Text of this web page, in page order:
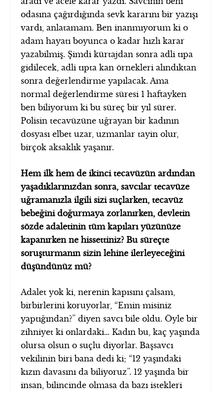
odasına çağırdığında sevk kararını bir yazışı
vardı, anlatamam. Ben inanmıyorum ki o
adam hayatı boyunca o kadar hızlı karar
yazabilmiş. Şimdi kürtajdan sonra adli tıpa
gidilecek, adli tıpta kan örnekleri alındıktan
sonra değerlendirme yapılacak. Ama
normal değerlendirme süresi 1 haftayken
ben biliyorum ki bu süreç bir yıl sürer.
Polisin tecavüzüne uğrayan bir kadının
dosyası elbet uzar, uzmanlar tayin olur,
birçok aksaklık yaşanır.
Hem ilk hem de ikinci tecavüzün ardından
yaşadıklarınızdan sonra, savcılar tecavüze
uğramanızla ilgili sizi suçlarken, tecavüz
bebeğini doğurmaya zorlanırken, devletin
sözde adaletinin tüm kapıları yüzünüze
kapanırken ne hissettiniz? Bu süreçte
soruşturmanın sizin lehine ilerleyeceğini
düşündünüz mü?
Adalet yok ki, nerenin kapısını çalsam,
birbirlerini koruyorlar, “Emin misiniz
yaptığından?” diyen savcı bile oldu. Öyle bir
zihniyet ki onlardaki… Kadın bu, kaç yaşında
olursa olsun o suçlu diyorlar. Başsavcı
vekilinin biri bana dedi ki; “12 yaşındaki
kızın davasını da biliyoruz”. 12 yaşında bir
insan, bilincinde olmasa da bazı istekleri